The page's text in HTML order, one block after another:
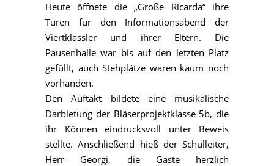
Heute öffnete die „Große Ricarda“ ihre
Türen für den Informationsabend der
Viertklässler und ihrer Eltern. Die
Pausenhalle war bis auf den letzten Platz
gefüllt, auch Stehplätze waren kaum noch
vorhanden.
Den Auftakt bildete eine musikalische
Darbietung der Bläserprojektklasse 5b, die
ihr Können eindrucksvoll unter Beweis
stellte. Anschließend hieß der Schulleiter,
Herr Georgi, die Gäste herzlich